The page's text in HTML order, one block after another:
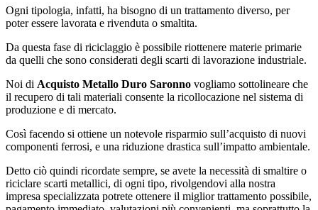
Ogni tipologia, infatti, ha bisogno di un trattamento diverso, per
poter essere lavorata e rivenduta o smaltita.
Da questa fase di riciclaggio è possibile riottenere materie primarie
da quelli che sono considerati degli scarti di lavorazione industriale.
Noi di Acquisto Metallo Duro Saronno vogliamo sottolineare che
il recupero di tali materiali consente la ricollocazione nel sistema di
produzione e di mercato.
Così facendo si ottiene un notevole risparmio sull’acquisto di nuovi
componenti ferrosi, e una riduzione drastica sull’impatto ambientale.
Detto ciò quindi ricordate sempre, se avete la necessità di smaltire o
riciclare scarti metallici, di ogni tipo, rivolgendovi alla nostra
impresa specializzata potrete ottenere il miglior trattamento possibile,